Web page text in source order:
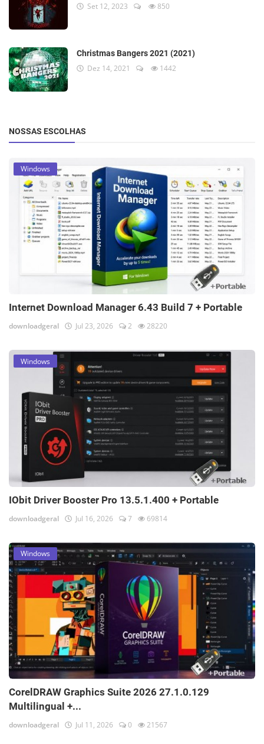
Set 12, 2023 850
Christmas Bangers 2021 (2021)
Dez 14, 2021 1442
NOSSAS ESCOLHAS
Windows
Internet Download Manager 6.43 Build 7 + Portable
downloadgeral Jul 23, 2026 2 28220
Windows
IObit Driver Booster Pro 13.5.1.400 + Portable
downloadgeral Jul 16, 2026 7 69814
Windows
CorelDRAW Graphics Suite 2026 27.1.0.129
Multilingual +...
downloadgeral Jul 11, 2026 0 21567